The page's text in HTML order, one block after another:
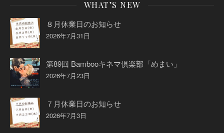
WHAT’S NEW
８月休業日のお知らせ
2026年7月31日
第89回 Bambooキネマ倶楽部「めまい」
2026年7月23日
７月休業日のお知らせ
2026年7月3日